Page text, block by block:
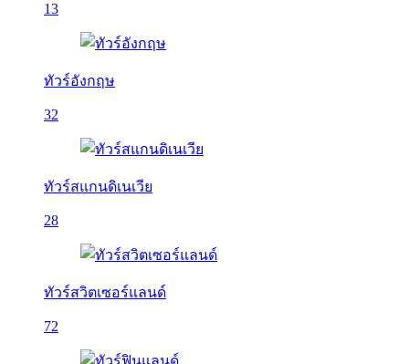
13
ทัวร์อังกฤษ
32
ทัวร์สแกนดิเนเวีย
28
ทัวร์สวิตเซอร์แลนด์
72